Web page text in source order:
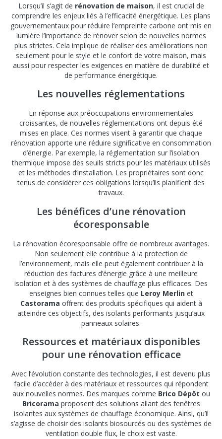
Lorsqu’il s’agit de rénovation de maison, il est crucial de
comprendre les enjeux liés à l’efficacité énergétique. Les plans
gouvernementaux pour réduire l’empreinte carbone ont mis en
lumière l’importance de rénover selon de nouvelles normes
plus strictes. Cela implique de réaliser des améliorations non
seulement pour le style et le confort de votre maison, mais
aussi pour respecter les exigences en matière de durabilité et
de performance énergétique.
Les nouvelles réglementations
En réponse aux préoccupations environnementales
croissantes, de nouvelles réglementations ont depuis été
mises en place. Ces normes visent à garantir que chaque
rénovation apporte une réduire significative en consommation
d’énergie. Par exemple, la réglementation sur l’isolation
thermique impose des seuils stricts pour les matériaux utilisés
et les méthodes d’installation. Les propriétaires sont donc
tenus de considérer ces obligations lorsqu’ils planifient des
travaux.
Les bénéfices d’une rénovation
écoresponsable
La rénovation écoresponsable offre de nombreux avantages.
Non seulement elle contribue à la protection de
l’environnement, mais elle peut également contribuer à la
réduction des factures d’énergie grâce à une meilleure
isolation et à des systèmes de chauffage plus efficaces. Des
enseignes bien connues telles que Leroy Merlinet
Castorama offrent des produits spécifiques qui aident à
atteindre ces objectifs, des isolants performants jusqu’aux
panneaux solaires.
Ressources et matériaux disponibles
pour une rénovation efficace
Avec l’évolution constante des technologies, il est devenu plus
facile d’accéder à des matériaux et ressources qui répondent
aux nouvelles normes. Des marques comme Brico Dépôt ou
Bricorama proposent des solutions allant des fenêtres
isolantes aux systèmes de chauffage économique. Ainsi, qu’il
s’agisse de choisir des isolants biosourcés ou des systèmes de
ventilation double flux, le choix est vaste.